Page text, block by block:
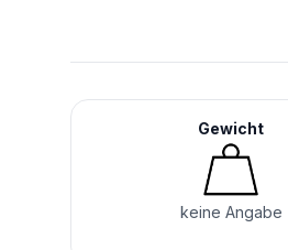
Gewicht
keine Angabe